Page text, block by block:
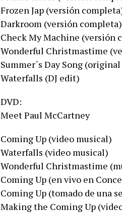
Frozen Jap (versión
Darkroom (versión completa)
Check My Machine (versión
Wonderful Christmastime
Summer´s Day Song
Waterfalls (DJ edit)
DVD:
Meet Paul McCartney
Coming Up (video musical)
Waterfalls (video musical)
Wonderful Christmastime
Coming Up (en vivo en
Coming Up (tomado de una
Making the Coming Up